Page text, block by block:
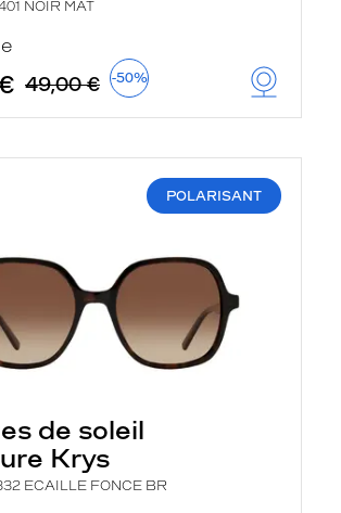
NOIR MAT
49,00 € -50%
POLARISANT
de soleil
Krys
ECAILLE FONCE BR